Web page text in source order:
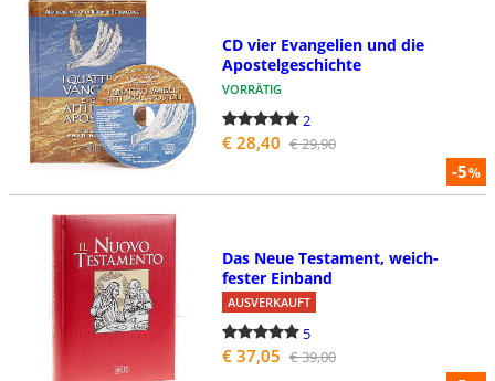
-5%
CD vier Evangelien und die
Apostelgeschichte
VORRÄTIG
2
€ 28,40 € 29,90
Das Neue Testament, weich-
fester Einband
AUSVERKAUFT
5
€ 37,05 € 39,00